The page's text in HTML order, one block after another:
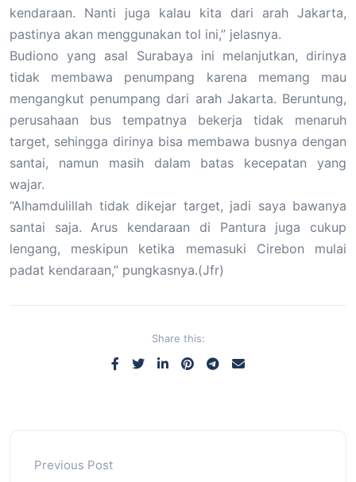
kendaraan. Nanti juga kalau kita dari arah Jakarta,
pastinya akan menggunakan tol ini,” jelasnya.
Budiono yang asal Surabaya ini melanjutkan, dirinya
tidak membawa penumpang karena memang mau
mengangkut penumpang dari arah Jakarta. Beruntung,
perusahaan bus tempatnya bekerja tidak menaruh
target, sehingga dirinya bisa membawa busnya dengan
santai, namun masih dalam batas kecepatan yang
wajar.
“Alhamdulillah tidak dikejar target, jadi saya bawanya
santai saja. Arus kendaraan di Pantura juga cukup
lengang, meskipun ketika memasuki Cirebon mulai
padat kendaraan,” pungkasnya.(Jfr)
Share this:
Previous Post